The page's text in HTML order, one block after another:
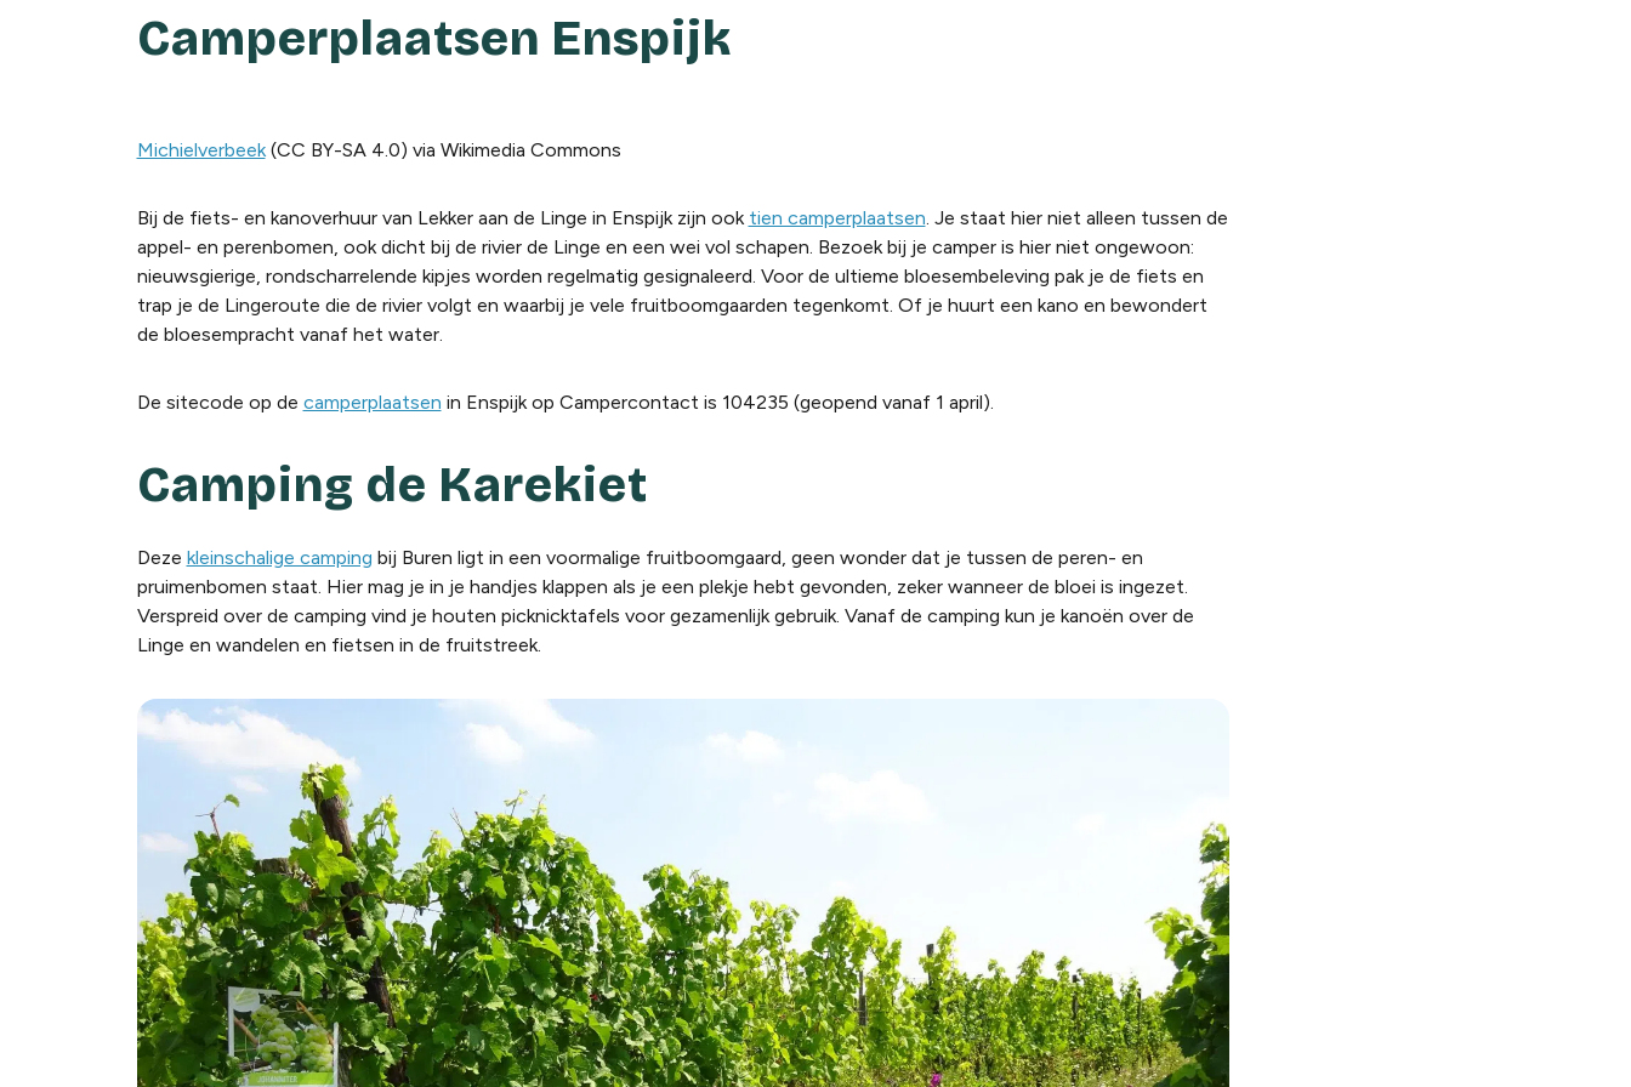
Camperplaatsen Enspijk
Michielverbeek(CC BY-SA 4.0) via Wikimedia Commons
Bij de fiets- en kanoverhuur van Lekker aan de Linge in Enspijk zijn ook tien camperplaatsen. Je staat hier niet alleen tussen de
appel- en perenbomen, ook dicht bij de rivier de Linge en een wei vol schapen. Bezoek bij je camper is hier niet ongewoon:
nieuwsgierige, rondscharrelende kipjes worden regelmatig gesignaleerd. Voor de ultieme bloesembeleving pak je de fiets en
trap je de Lingeroute die de rivier volgt en waarbij je vele fruitboomgaarden tegenkomt. Of je huurt een kano en bewondert
de bloesempracht vanaf het water.
De sitecode op de camperplaatsen in Enspijk op Campercontact is 104235 (geopend vanaf 1 april).
Camping de Karekiet
Deze kleinschalige camping bij Buren ligt in een voormalige fruitboomgaard, geen wonder dat je tussen de peren- en
pruimenbomen staat. Hier mag je in je handjes klappen als je een plekje hebt gevonden, zeker wanneer de bloei is ingezet.
Verspreid over de camping vind je houten picknicktafels voor gezamenlijk gebruik. Vanaf de camping kun je kanoën over de
Linge en wandelen en fietsen in de fruitstreek.